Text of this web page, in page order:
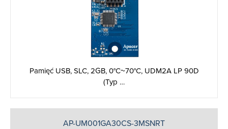
Pamięć USB, SLC, 2GB, 0°C~70°C, UDM2A LP 90D
(Typ …
AP-UM001GA30CS-3MSNRT